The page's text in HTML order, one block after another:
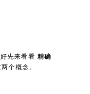
好先来看看精确
个概念。